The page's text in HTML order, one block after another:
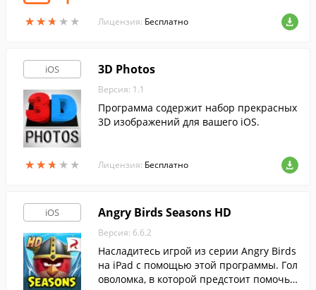
★★★ ★ ★
★★★ ★ ★ Лицензия: Бесплатно
iOS
★★★ ★ ★
★★★ ★ ★
3D Photos
Версия: 1.1
Программа содержит набор прекрасных
3D изображений для вашего iOS.
Лицензия: Бесплатно
iOS Angry Birds Seasons HD
Версия: 6.6.2
Насладитесь игрой из серии Angry Birds
на iPad с помощью этой программы. Гол
оволомка, в которой предстоит помочь л